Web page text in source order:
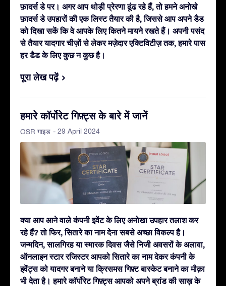
फ़ादर्स डे पर। अगर आप थोड़ी प्रेरणा ढूंढ रहे हैं, तो हमने अनोखे
फ़ादर्स डे उपहारों की एक लिस्ट तैयार की है, जिससे आप अपने डैड
को दिखा सकें कि वे आपके लिए कितने मायने रखते हैं। अपनी पसंद
से तैयार यादगार चीज़ों से लेकर मज़ेदार एक्टिविटीज़ तक, हमारे पास
हर डैड के लिए कुछ न कुछ है।
पूरा लेख पढ़ें
हमारे कॉर्पोरेट गिफ़्ट्स के बारे में जानें
OSR गाइड - 29 April 2024
क्या आप आने वाले कंपनी इवेंट के लिए अनोखा उपहार तलाश कर
रहे हैं? तो फिर, सितारे का नाम देना सबसे अच्छा विकल्प है।
जन्मदिन, सालगिरह या स्मारक दिवस जैसे निजी अवसरों के अलावा,
ऑनलाइन स्टार रजिस्टर आपको सितारे का नाम देकर कंपनी के
इवेंट्स को यादगर बनाने या क्रिसमस गिफ़्ट बास्केट बनाने का मौक़ा
भी देता है। हमारे कॉर्पोरेट गिफ़्ट्स आपको अपने ब्रांड की साख़ के